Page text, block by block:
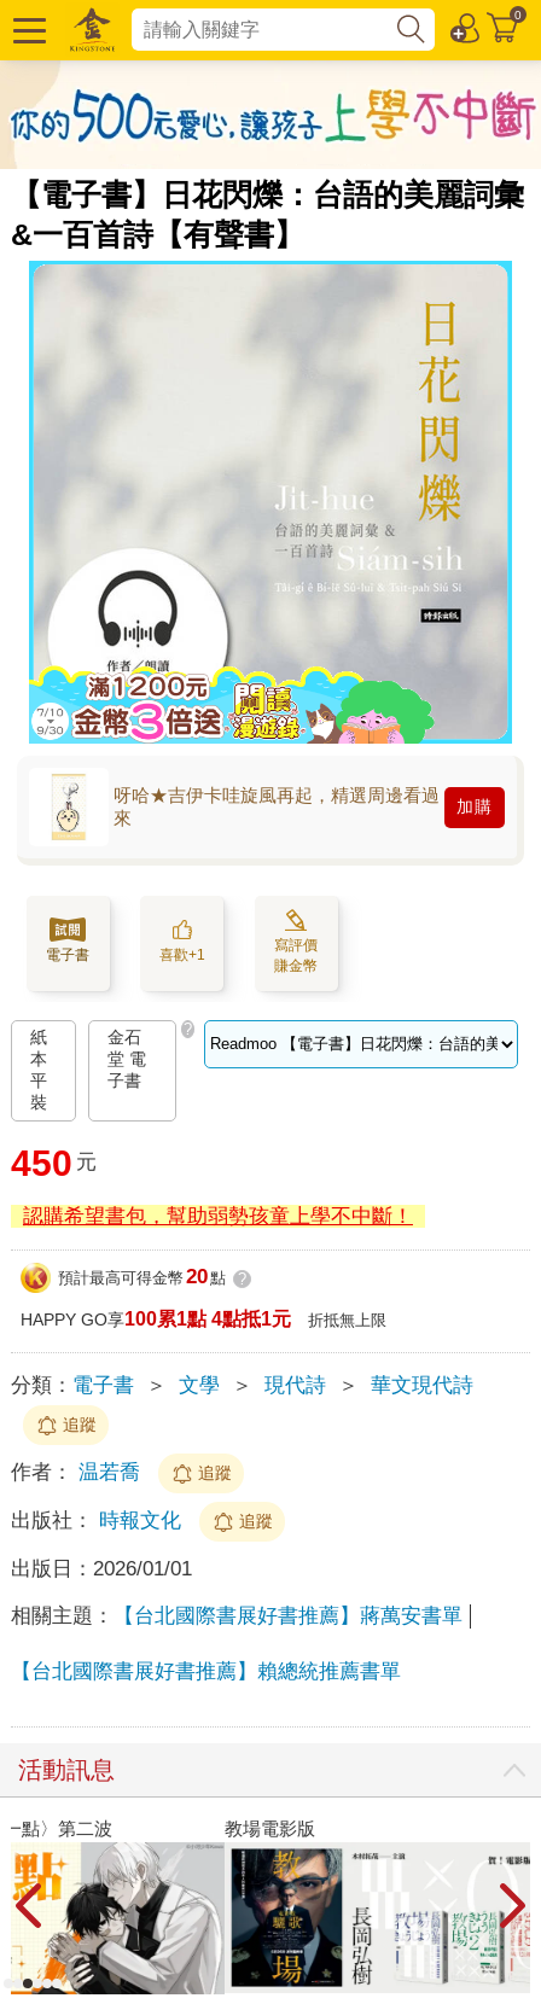
0
【電子書】日花閃爍：台語的美麗詞彙
&一百首詩【有聲書】
呀哈★吉伊卡哇旋風再起，精選周邊看過
來
加購
電子書 喜歡+1
寫評價
賺金幣
紙
本
平
裝
金石
堂 電
子書
?
450 元
認購希望書包，幫助弱勢孩童上學不中斷！
預計最高可得金幣 20點 ?
HAPPY GO享100累1點 4點抵1元 折抵無上限
分類： 電子書 ＞ 文學 ＞ 現代詩 ＞ 華文現代詩
追蹤
作者： 温若喬 追蹤
出版社： 時報文化 追蹤
出版日： 2026/01/01
相關主題： 【台北國際書展好書推薦】蔣萬安書單
【台北國際書展好書推薦】賴總統推薦書單
活動訊息
教場電影版